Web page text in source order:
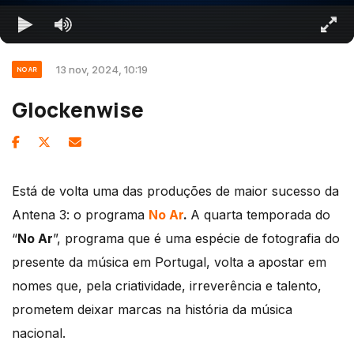
NO AR 13 nov, 2024, 10:19
Glockenwise
Está de volta uma das produções de maior sucesso da
Antena 3: o programa No Ar. A quarta temporada do
“No Ar”, programa que é uma espécie de fotografia do
presente da música em Portugal, volta a apostar em
nomes que, pela criatividade, irreverência e talento,
prometem deixar marcas na história da música
nacional.